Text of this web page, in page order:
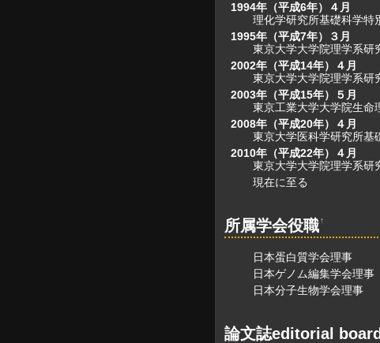
1994年（平成6年）４月
理化学研究所基礎科学特
1995年（平成7年）３月
東京大学大学院理学系研
2002年（平成14年）４月
東京大学大学院理学系研
2003年（平成15年）５月
東京工業大学大学院生命
2008年（平成20年）４月
東京大学医科学研究所基
2010年（平成22年）４月
東京大学大学院理学系研
現在に至る
所属学会役職↑
日本蛋白質学会理事
日本ゲノム編集学会理事
日本分子生物学会理事
論文誌editorial